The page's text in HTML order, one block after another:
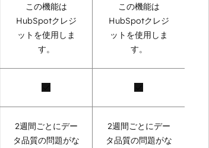
この機能は
HubSpotクレジ
ットを使用しま
す。
この機能は
HubSpotクレジ
ットを使用しま
す。
2週間ごとにデー
タ品質の問題がな
2週間ごとにデー
タ品質の問題がな